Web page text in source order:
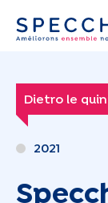
Dietro le
2021